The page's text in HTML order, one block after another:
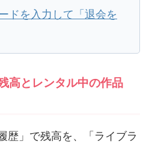
ドを入力して「退会を
高とレンタル中の作品
歴」で残高を、「ライブラ